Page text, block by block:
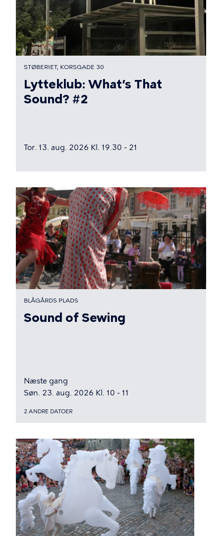
STØBERIET, KORSGADE 30
Lytteklub: What’s That
Sound? #2
Tor. 13. aug. 2026 Kl. 19.30 - 21
BLÅGÅRDS PLADS
Sound of Sewing
Næste gang
Søn. 23. aug. 2026 Kl. 10 - 11
2 ANDRE DATOER